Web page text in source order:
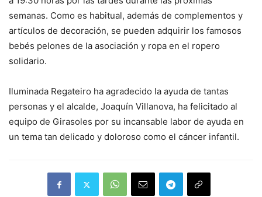
semanas. Como es habitual, además de complementos y
artículos de decoración, se pueden adquirir los famosos
bebés pelones de la asociación y ropa en el ropero
solidario.
Iluminada Regateiro ha agradecido la ayuda de tantas
personas y el alcalde, Joaquín Villanova, ha felicitado al
equipo de Girasoles por su incansable labor de ayuda en
un tema tan delicado y doloroso como el cáncer infantil.